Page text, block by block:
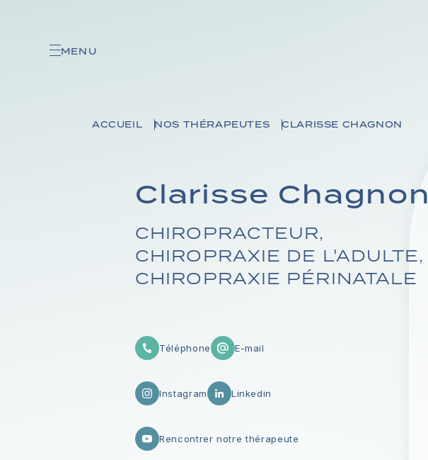
MENU
ACCUEIL NOS THÉRAPEUTES CLARISSE CHAGNON
Clarisse Chagnon
CHIROPRACTEUR,
CHIROPRAXIE DE L'ADULTE,
CHIROPRAXIE PÉRINATALE
Téléphone E-mail
Instagram Linkedin
Rencontrer notre thérapeute